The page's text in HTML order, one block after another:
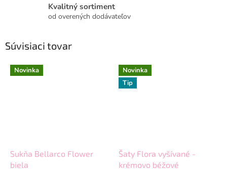
Kvalitný sortiment
od overených dodávateľov
Súvisiaci tovar
Novinka
Sukňa Bellarco Flower
biela
Novinka
Tip
Šaty Flora vyšívané -
krémovo béžové